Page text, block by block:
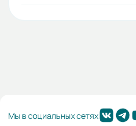
Мы в социальных сетях